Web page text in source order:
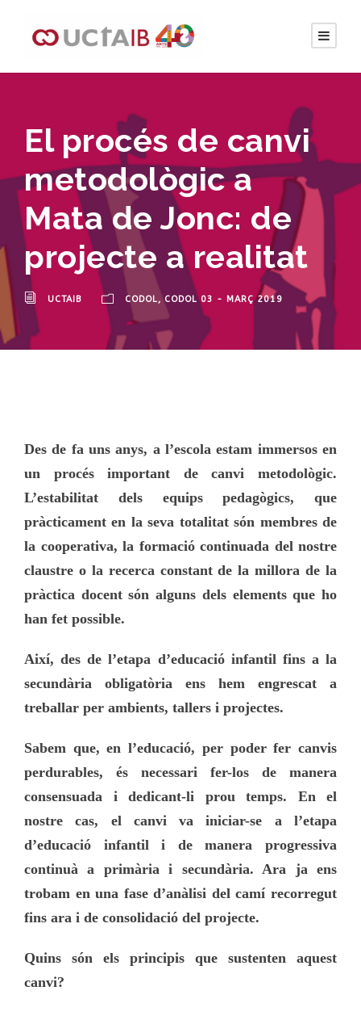
El procés de canvi
metodològic a
Mata de Jonc: de
projecte a realitat
UCTAIB CODOL, CODOL 03 - MARÇ 2019
Des de fa uns anys, a l’escola estam immersos en
un procés important de canvi metodològic.
L’estabilitat dels equips pedagògics, que
pràcticament en la seva totalitat són membres de
la cooperativa, la formació continuada del nostre
claustre o la recerca constant de la millora de la
pràctica docent són alguns dels elements que ho
han fet possible.
Així, des de l’etapa d’educació infantil fins a la
secundària obligatòria ens hem engrescat a
treballar per ambients, tallers i projectes.
Sabem que, en l’educació, per poder fer canvis
perdurables, és necessari fer-los de manera
consensuada i dedicant-li prou temps. En el
nostre cas, el canvi va iniciar-se a l’etapa
d’educació infantil i de manera progressiva
continuà a primària i secundària. Ara ja ens
trobam en una fase d’anàlisi del camí recorregut
fins ara i de consolidació del projecte.
Quins són els principis que sustenten aquest
canvi?